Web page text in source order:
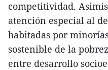
competitividad.
atención especial al
habitadas por
sostenible de la
entre desarrollo